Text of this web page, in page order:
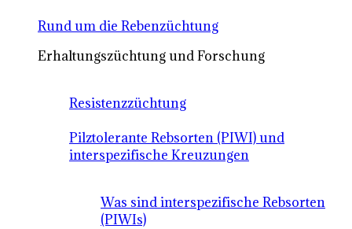
Rund um die Rebenzüchtung
Erhaltungszüchtung und Forschung
Resistenzzüchtung
Pilztolerante Rebsorten (PIWI) und
interspezifische Kreuzungen
Was sind interspezifische Rebsorten
(PIWIs)